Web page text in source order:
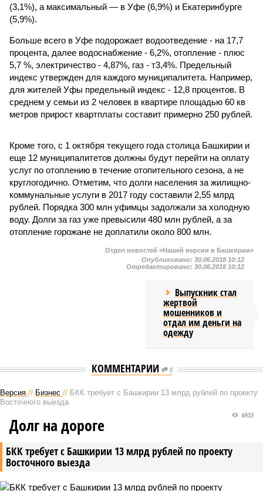
(3,1%), а максимальный — в Уфе (6,9%) и Екатеринбурге
(5,9%).
Больше всего в Уфе подорожает водоотведение - на 17,7
процента, далее водоснабжение - 6,2%, отопление - плюс
5,7 %, электричество - 4,87%, газ - т3,4%. Предельный
индекс утвержден для каждого муниципалитета. Например,
для жителей Уфы предельный индекс - 12,8 процентов. В
среднем у семьи из 2 человек в квартире площадью 60 кв
метров прирост квартплаты составит примерно 250 рублей.
Кроме того, с 1 октября текущего года столица Башкирии и
еще 12 муниципалитетов должны будут перейти на оплату
услуг по отоплению в течение отопительного сезона, а не
круглогодично. Отметим, что долги населения за жилищно-
коммунальные услуги в 2017 году составили 2,55 млрд
рублей. Порядка 300 млн уфимцы задолжали за холодную
воду. Долги за газ уже превысили 480 млн рублей, а за
отопление горожане не доплатили около 800 млн.
Отдел новостей «Нашей версии в Башкирии»
Опубликовано: 30.06.2018 10:12
Отредактировано: 30.06.2018 10:12
Выпускник стал
жертвой
мошенников и
отдал им деньги на
одежду
КОММЕНТАРИИ 0
Версия // Бизнес // БКК требует с Башкирии 13 млрд рублей по проекту
Восточного выезда
БКК требует с Башкирии 13 млрд рублей по проекту
Восточного выезда
6933
Долг на дороге